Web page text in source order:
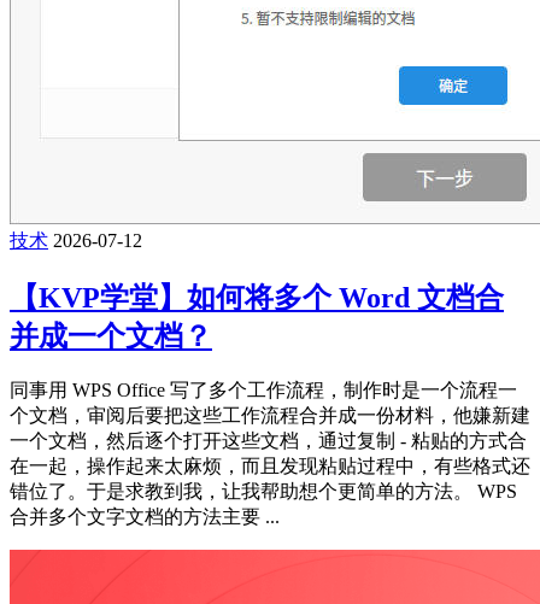
技术 2026-07-12
【KVP学堂】如何将多个 Word 文档合
并成一个文档？
同事用 WPS Office 写了多个工作流程，制作时是一个流程一
个文档，审阅后要把这些工作流程合并成一份材料，他嫌新建
一个文档，然后逐个打开这些文档，通过复制 - 粘贴的方式合
在一起，操作起来太麻烦，而且发现粘贴过程中，有些格式还
错位了。于是求教到我，让我帮助想个更简单的方法。 WPS
合并多个文字文档的方法主要 ...